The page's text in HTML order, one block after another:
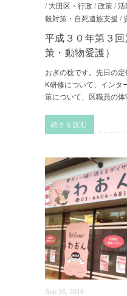
/ 大田区・行政 / 政策 / 活
殺対策・自死遺族支援 /
平成３０年第３
策・動物愛護）
おぎの稔です。先日の
K研修について、インタ
策について、区職員の体
続きを読む
Sep 16, 2018